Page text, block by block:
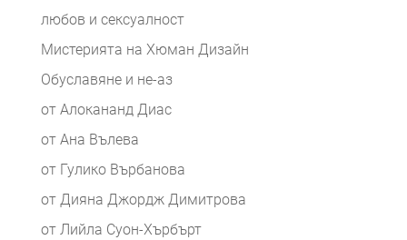
любов и сексуалност
Мистерията на Хюман Дизайн
Обуславяне и не-аз
от Алокананд Диас
от Ана Вълева
от Гулико Върбанова
от Дияна Джордж Димитрова
от Лийла Суон-Хърбърт